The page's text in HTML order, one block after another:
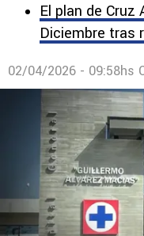
El plan de
Diciembre tras
02/04/2026 - 09:58hs